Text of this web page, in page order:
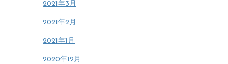
2021年3月
2021年2月
2021年1月
2020年12月